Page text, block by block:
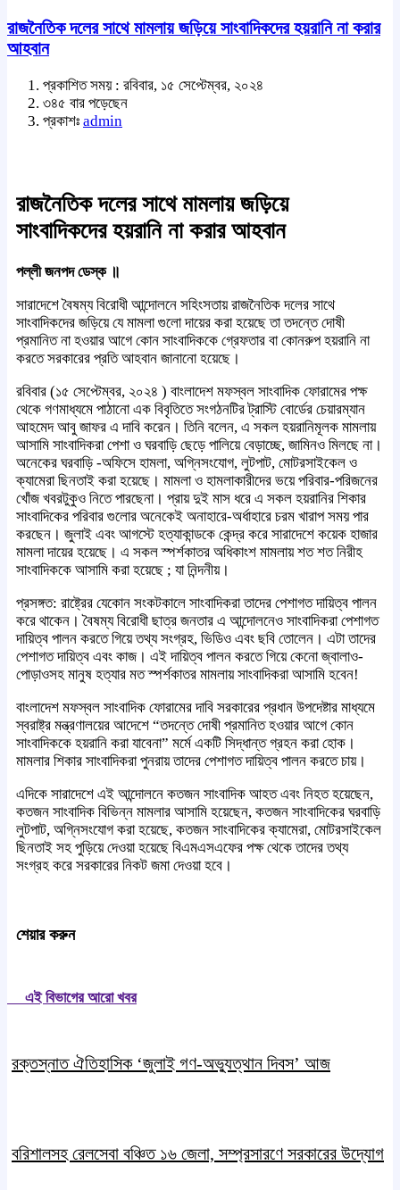
রাজনৈতিক দলের সাথে মামলায় জড়িয়ে সাংবাদিকদের হয়রানি না করার
আহবান
প্রকাশিত সময় : রবিবার, ১৫ সেপ্টেম্বর, ২০২৪
৩৪৫ বার পড়েছেন
প্রকাশঃ admin
রাজনৈতিক দলের সাথে মামলায় জড়িয়ে
সাংবাদিকদের হয়রানি না করার আহবান
পল্লী জনপদ ডেস্ক ॥
সারাদেশে বৈষম্য বিরোধী আন্দোলনে সহিংসতায় রাজনৈতিক দলের সাথে
সাংবাদিকদের জড়িয়ে যে মামলা গুলো দায়ের করা হয়েছে তা তদন্তে দোষী
প্রমানিত না হওয়ার আগে কোন সাংবাদিককে গ্রেফতার বা কোনরুপ হয়রানি না
করতে সরকারের প্রতি আহবান জানানো হয়েছে।
রবিবার (১৫ সেপ্টেম্বর, ২০২৪ ) বাংলাদেশ মফস্বল সাংবাদিক ফোরামের পক্ষ
থেকে গণমাধ্যমে পাঠানো এক বিবৃতিতে সংগঠনটির ট্রাস্টি বোর্ডের চেয়ারম্যান
আহমেদ আবু জাফর এ দাবি করেন। তিনি বলেন, এ সকল হয়রানিমূলক মামলায়
আসামি সাংবাদিকরা পেশা ও ঘরবাড়ি ছেড়ে পালিয়ে বেড়াচ্ছে, জামিনও মিলছে না।
অনেকের ঘরবাড়ি -অফিসে হামলা, অগ্নিসংযোগ, লুটপাট, মোটরসাইকেল ও
ক্যামেরা ছিনতাই করা হয়েছে। মামলা ও হামলাকারীদের ভয়ে পরিবার-পরিজনের
খোঁজ খবরটুকুও নিতে পারছেনা। প্রায় দুই মাস ধরে এ সকল হয়রানির শিকার
সাংবাদিকের পরিবার গুলোর অনেকেই অনাহারে-অর্ধাহারে চরম খারাপ সময় পার
করছেন। জুলাই এবং আগস্টে হত্যাকান্ডকে কেন্দ্র করে সারাদেশে কয়েক হাজার
মামলা দায়ের হয়েছে। এ সকল স্পর্শকাতর অধিকাংশ মামলায় শত শত নিরীহ
সাংবাদিককে আসামি করা হয়েছে ; যা নিন্দনীয়।
প্রসঙ্গত: রাষ্ট্রের যেকোন সংকটকালে সাংবাদিকরা তাদের পেশাগত দায়িত্ব পালন
করে থাকেন। বৈষম্য বিরোধী ছাত্র জনতার এ আন্দোলনেও সাংবাদিকরা পেশাগত
দায়িত্ব পালন করতে গিয়ে তথ্য সংগ্রহ, ভিডিও এবং ছবি তোলেন। এটা তাদের
পেশাগত দায়িত্ব এবং কাজ। এই দায়িত্ব পালন করতে গিয়ে কেনো জ্বালাও-
পোড়াওসহ মানুষ হত্যার মত স্পর্শকাতর মামলায় সাংবাদিকরা আসামি হবেন!
বাংলাদেশ মফস্বল সাংবাদিক ফোরামের দাবি সরকারের প্রধান উপদেষ্টার মাধ্যমে
স্বরাষ্ট্র মন্ত্রণালয়ের আদেশে “তদন্তে দোষী প্রমানিত হওয়ার আগে কোন
সাংবাদিককে হয়রানি করা যাবেনা” মর্মে একটি সিদ্ধান্ত গ্রহন করা হোক।
মামলার শিকার সাংবাদিকরা পুনরায় তাদের পেশাগত দায়িত্ব পালন করতে চায়।
এদিকে সারাদেশে এই আন্দোলনে কতজন সাংবাদিক আহত এবং নিহত হয়েছেন,
কতজন সাংবাদিক বিভিন্ন মামলার আসামি হয়েছেন, কতজন সাংবাদিকের ঘরবাড়ি
লুটপাট, অগ্নিসংযোগ করা হয়েছে, কতজন সাংবাদিকের ক্যামেরা, মোটরসাইকেল
ছিনতাই সহ পুড়িয়ে দেওয়া হয়েছে বিএমএসএফের পক্ষ থেকে তাদের তথ্য
সংগ্রহ করে সরকারের নিকট জমা দেওয়া হবে।
শেয়ার করুন
এই বিভাগের আরো খবর
রক্তস্নাত ঐতিহাসিক ‌‘জুলাই গণ-অভ্যুত্থান দিবস’ আজ
বরিশালসহ রেলসেবা বঞ্চিত ১৬ জেলা, সম্প্রসারণে সরকারের উদ্যোগ